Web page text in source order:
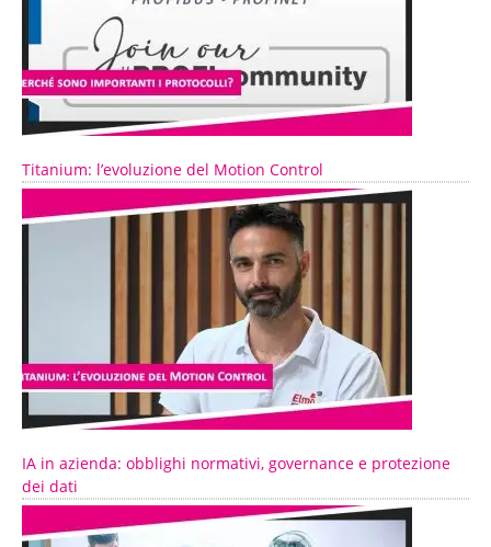
Titanium: l’evoluzione del Motion Control
IA in azienda: obblighi normativi, governance e protezione
dei dati